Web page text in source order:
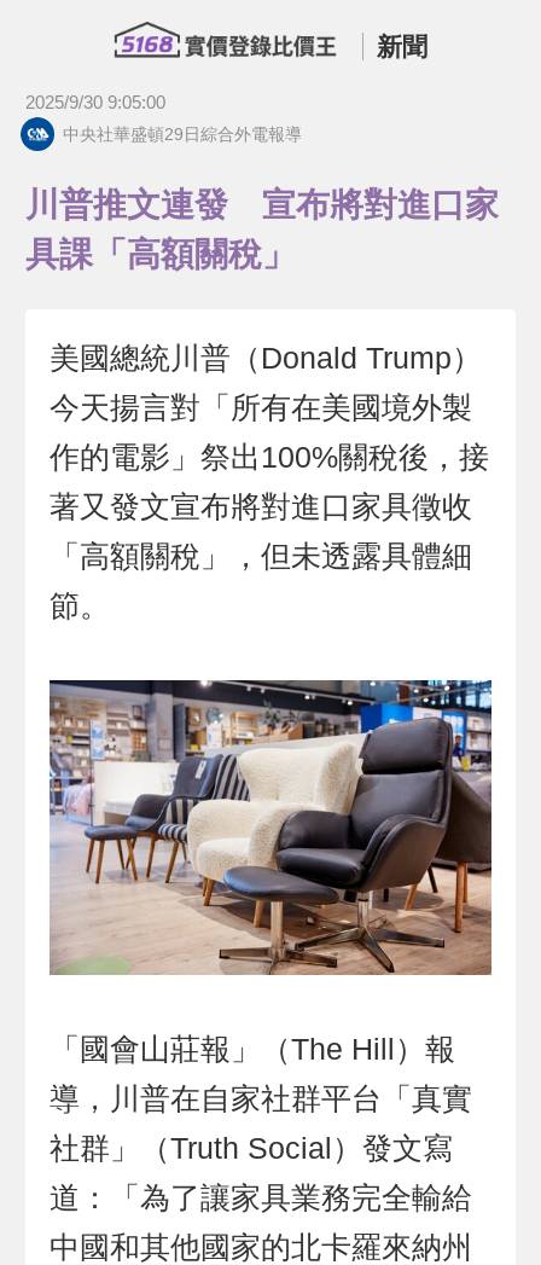
新聞
2025/9/30 9:05:00
中央社華盛頓29日綜合外電報導
川普推文連發 宣布將對進口家
具課「高額關稅」
美國總統川普（Donald Trump）
今天揚言對「所有在美國境外製
作的電影」祭出100%關稅後，接
著又發文宣布將對進口家具徵收
「高額關稅」，但未透露具體細
節。
「國會山莊報」（The Hill）報
導，川普在自家社群平台「真實
社群」（Truth Social）發文寫
道：「為了讓家具業務完全輸給
中國和其他國家的北卡羅來納州